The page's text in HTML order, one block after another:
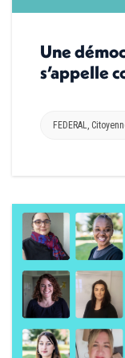
Une
s’appelle
FEDERAL,